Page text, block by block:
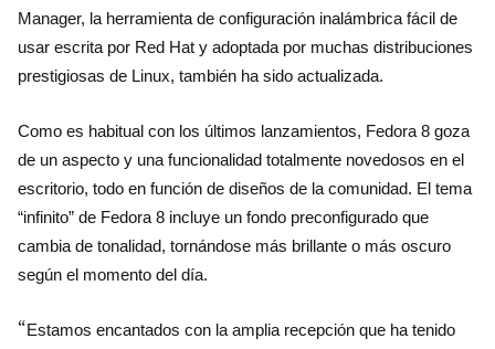
Manager, la herramienta de configuración inalámbrica fácil de
usar escrita por Red Hat y adoptada por muchas distribuciones
prestigiosas de Linux, también ha sido actualizada.
Como es habitual con los últimos lanzamientos, Fedora 8 goza
de un aspecto y una funcionalidad totalmente novedosos en el
escritorio, todo en función de diseños de la comunidad. El tema
“infinito” de Fedora 8 incluye un fondo preconfigurado que
cambia de tonalidad, tornándose más brillante o más oscuro
según el momento del día.
“Estamos encantados con la amplia recepción que ha tenido